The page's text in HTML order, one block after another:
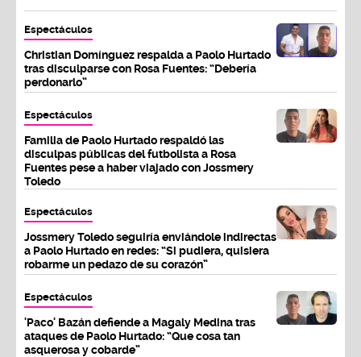
Espectáculos
Christian Domínguez respalda a Paolo Hurtado
tras disculparse con Rosa Fuentes: “Debería
perdonarlo”
Espectáculos
Familia de Paolo Hurtado respaldó las
disculpas públicas del futbolista a Rosa
Fuentes pese a haber viajado con Jossmery
Toledo
Espectáculos
Jossmery Toledo seguiría enviándole indirectas
a Paolo Hurtado en redes: “Si pudiera, quisiera
robarme un pedazo de su corazón”
Espectáculos
'Paco' Bazán defiende a Magaly Medina tras
ataques de Paolo Hurtado: “Que cosa tan
asquerosa y cobarde”